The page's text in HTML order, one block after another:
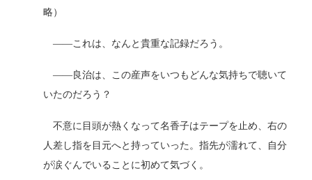
略）
――これは、なんと貴重な記録だろう。
――良治は、この産声をいつもどんな気持ちで聴いて
いたのだろう？
不意に目頭が熱くなって名香子はテープを止め、右の
人差し指を目元へと持っていった。指先が濡れて、自分
が涙ぐんでいることに初めて気づく。